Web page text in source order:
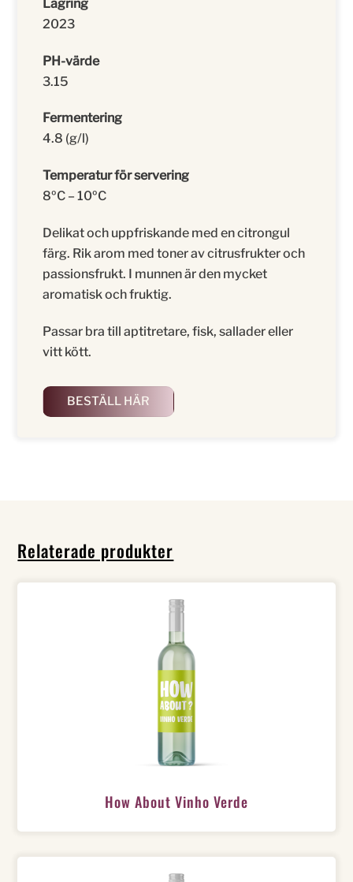
Lagring
2023
PH-värde
3.15
Fermentering
4.8 (g/l)
Temperatur för servering
8ºC – 10ºC
Delikat och uppfriskande med en citrongul
färg. Rik arom med toner av citrusfrukter och
passionsfrukt. I munnen är den mycket
aromatisk och fruktig.
Passar bra till aptitretare, fisk, sallader eller
vitt kött.
BESTÄLL HÄR
Relaterade produkter
How About Vinho Verde